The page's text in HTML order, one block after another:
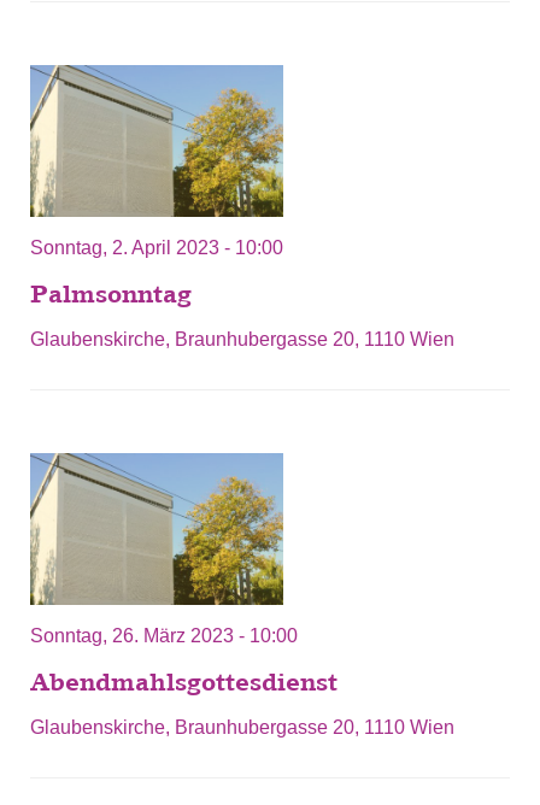
Sonntag, 2. April 2023 - 10:00
Palmsonntag
Glaubenskirche, Braunhubergasse 20, 1110 Wien
Sonntag, 26. März 2023 - 10:00
Abendmahlsgottesdienst
Glaubenskirche, Braunhubergasse 20, 1110 Wien